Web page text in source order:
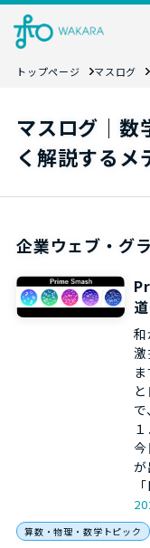
トップページ マスログ
マスログ｜数
く解説するメ
企業ウェブ・グ
算数・物理・数学トピック